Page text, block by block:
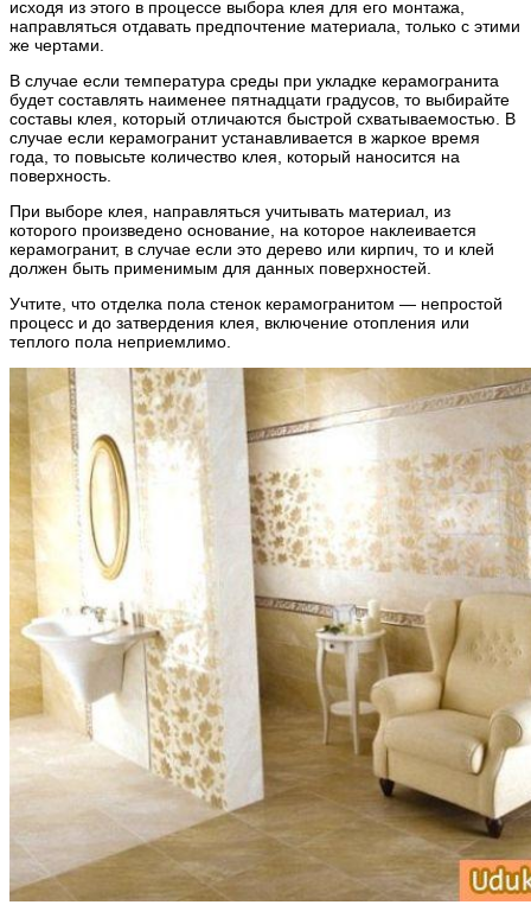
исходя из этого в процессе выбора клея для его монтажа,
направляться отдавать предпочтение материала, только с этими
же чертами.
В случае если температура среды при укладке керамогранита
будет составлять наименее пятнадцати градусов, то выбирайте
составы клея, который отличаются быстрой схватываемостью. В
случае если керамогранит устанавливается в жаркое время
года, то повысьте количество клея, который наносится на
поверхность.
При выборе клея, направляться учитывать материал, из
которого произведено основание, на которое наклеивается
керамогранит, в случае если это дерево или кирпич, то и клей
должен быть применимым для данных поверхностей.
Учтите, что отделка пола стенок керамогранитом — непростой
процесс и до затвердения клея, включение отопления или
теплого пола неприемлимо.